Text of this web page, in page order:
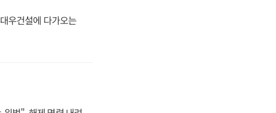
우건설에 다가오는